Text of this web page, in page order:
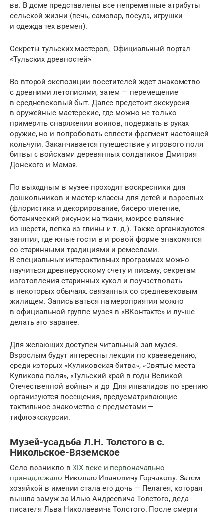
вв. В доме представлены все непременные атрибуты
сельской жизни (печь, самовар, посуда, игрушки
и одежда тех времен).
Секреты тульских мастеров, Официальный портал
«Тульских древностей»
Во второй экспозиции посетителей ждет знакомство
с древними летописями, затем — перемещение
в средневековый быт. Далее предстоит экскурсия
в оружейные мастерские, где можно не только
примерить снаряжения воинов, подержать в руках
оружие, но и попробовать сплести фрагмент настоящей
кольчуги. Заканчивается путешествие у игрового поля
битвы с войсками деревянных солдатиков Дмитрия
Донского и Мамая.
По выходным в музее проходят воскресники для
дошкольников и мастер-классы для детей и взрослых
(флористика и декорирование, бисероплетение,
ботанический рисунок на ткани, мокрое валяние
из шерсти, лепка из глины и т. д.). Также организуются
занятия, где юные гости в игровой форме знакомятся
со старинными традициями и ремеслами.
В специальных интерактивных программах можно
научиться древнерусскому счету и письму, секретам
изготовления старинных кукол и поучаствовать
в некоторых обычаях, связанных со средневековым
жилищем. Записываться на мероприятия можно
в официальной группе музея в «ВКонтакте» и лучше
делать это заранее.
Для желающих доступен читальный зал музея.
Взрослым будут интересны лекции по краеведению,
среди которых «Куликовская битва», «Святые места
Куликова поля», «Тульский край в годы Великой
Отечественной войны» и др. Для инвалидов по зрению
организуются посещения, предусматривающие
тактильное знакомство с предметами —
тифлоэкскурсии.
Музей-усадьба Л.Н. Толстого в с.
Никольское-Вяземское
Село возникло в XIX веке и первоначально
принадлежало Николаю Ивановичу Горчакову. Затем
хозяйкой в имении стала его дочь — Пелагея, которая
вышла замуж за Илью Андреевича Толстого, деда
писателя Льва Николаевича Толстого. После смерти